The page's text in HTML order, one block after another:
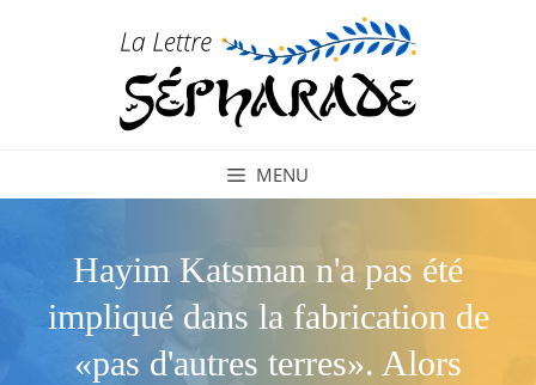
MENU
Hayim Katsman n'a pas été
impliqué dans la fabrication de
«pas d'autres terres». Alors